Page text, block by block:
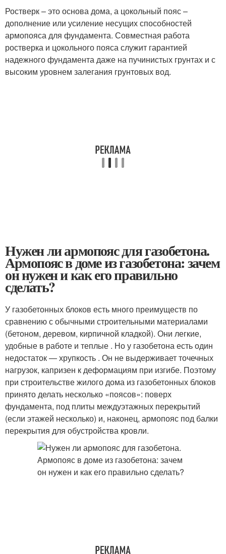
Ростверк – это основа дома, а цокольный пояс –
дополнение или усиление несущих способностей
армопояса для фундамента. Совместная работа
ростверка и цокольного пояса служит гарантией
надежного фундамента даже на пучинистых грунтах и с
высоким уровнем залегания грунтовых вод.
Нужен ли армопояс для газобетона.
Армопояс в доме из газобетона: зачем
он нужен и как его правильно
сделать?
У газобетонных блоков есть много преимуществ по
сравнению с обычными строительными материалами
(бетоном, деревом, кирпичной кладкой). Они легкие,
удобные в работе и теплые . Но у газобетона есть один
недостаток — хрупкость . Он не выдерживает точечных
нагрузок, капризен к деформациям при изгибе. Поэтому
при строительстве жилого дома из газобетонных блоков
принято делать несколько «поясов»: поверх
фундамента, под плиты междуэтажных перекрытий
(если этажей несколько) и, наконец, армопояс под балки
перекрытия для обустройства кровли.